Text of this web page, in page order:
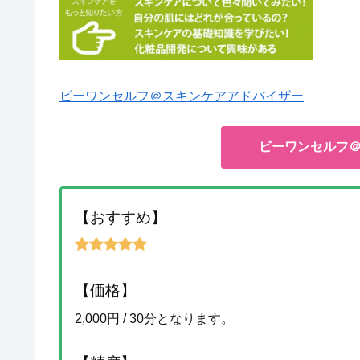
ビーワンセルフ＠スキンケアアドバイザー
ビーワンセルフ
【おすすめ】
【価格】
2,000円 / 30分となります。